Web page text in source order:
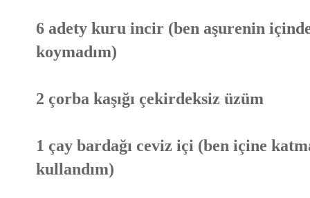
6 adety kuru incir (ben aşurenin
koymadım)
2 çorba kaşığı çekirdeksiz üzüm
1 çay bardağı ceviz içi (ben içine
kullandım)